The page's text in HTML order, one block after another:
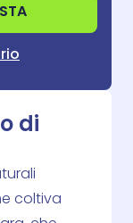
di
coltiva